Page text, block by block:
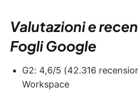
Valutazioni e
Fogli Google
G2: 4,6/5 (42.316
Workspace